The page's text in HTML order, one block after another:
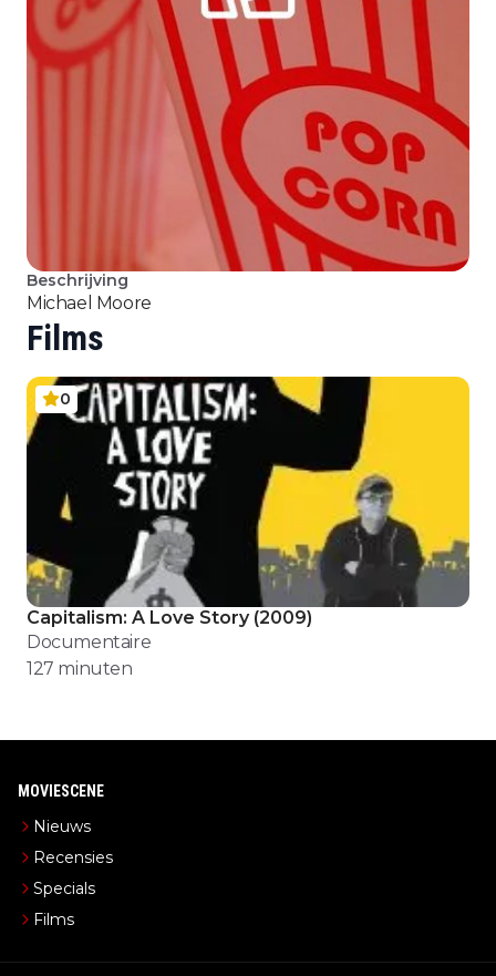
Beschrijving
Michael Moore
Films
0
Capitalism: A Love Story(2009)
Documentaire
127 minuten
MOVIESCENE
Nieuws
Recensies
Specials
Films